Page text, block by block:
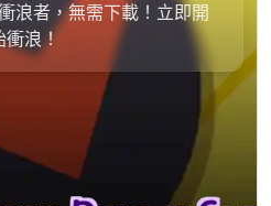
浪者，無需下載！立即開
衝浪！